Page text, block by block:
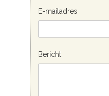
E-mailadres
Bericht